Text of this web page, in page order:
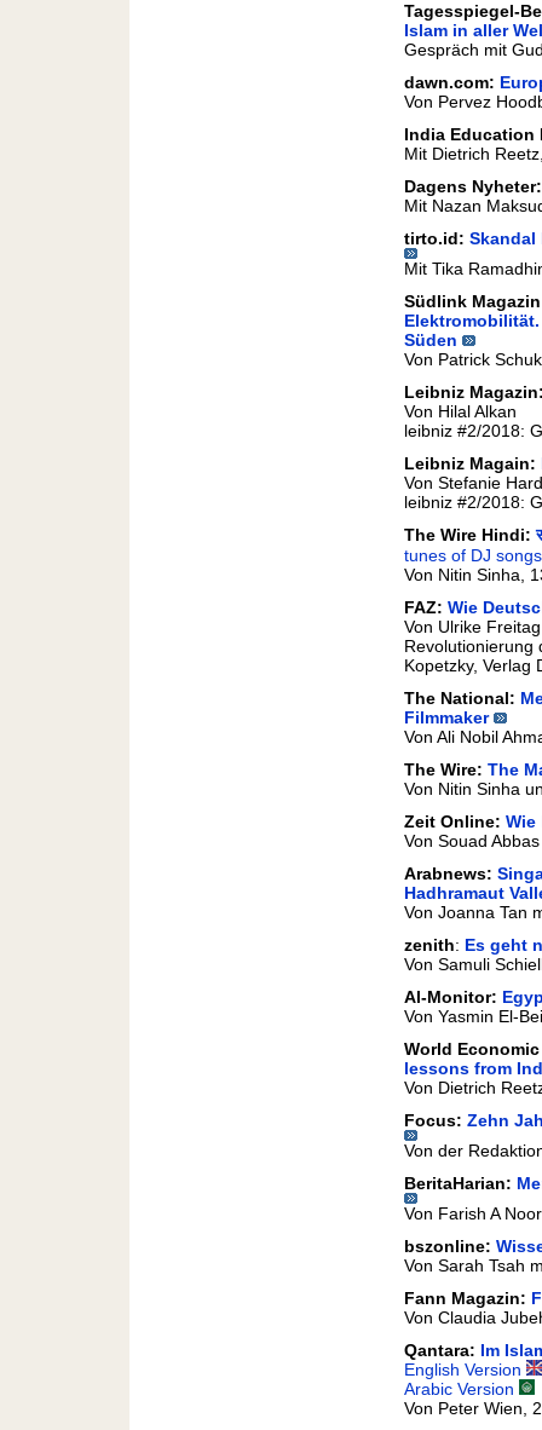
Tagesspiegel-
Islam in aller
Gespräch mit
dawn.com:
Von Pervez
India Education
Mit Dietrich
Dagens
Mit Nazan
tirto.id: Skandal
Mit Tika
Südlink
Süden
Von Patrick
Leibniz
Von Hilal Alkan
leibniz #2/2018:
Leibniz Magain:
Von Stefanie
leibniz #2/2018:
The Wire Hindi:
tunes of DJ
Von Nitin Sinha,
FAZ: Wie
Von Ulrike
Revolutionierung
Kopetzky, Verlag
The National:
Filmmaker
Von Ali Nobil
The Wire: The
Von Nitin Sinha
Zeit Online: Wie
Von Souad
Arabnews:
Hadhramaut
Von Joanna Tan
zenith: Es geht
Von Samuli
Al-Monitor:
Von Yasmin El-
World
lessons from
Von Dietrich
Focus: Zehn
Von der
BeritaHarian:
Von Farish A
bszonline:
Von Sarah Tsah
Fann Magazin:
Von Claudia
Qantara: Im
English Version
Arabic Version
Von Peter Wien,